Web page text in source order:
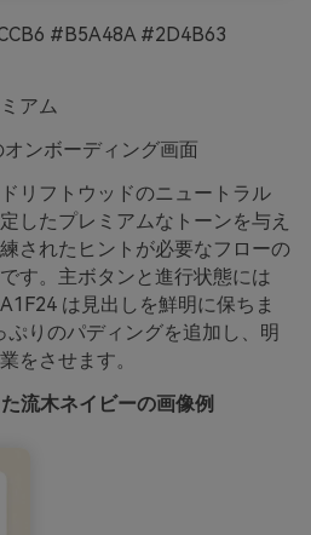
#B5A48A #2D4B63
アム
ンボーディング画面
リフトウッドのニュートラル
したプレミアムなトーンを与え
されたヒントが必要なフローの
す。主ボタンと進行状態には
は見出しを鮮明に保ちま
りのパディングを追加し、明
をさせます。
流木ネイビーの画像例